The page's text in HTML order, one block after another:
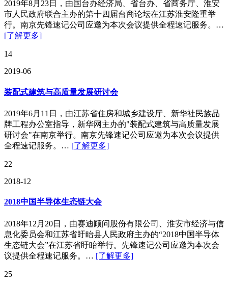
2019年8月23日，由国台办经济局、省台办、省商务厅、淮安
市人民政府联合主办的第十四届台商论坛在江苏淮安隆重举
行。南京先锋速记公司应邀为本次会议提供全程速记服务。…
[了解更多]
14
2019-06
装配式建筑与高质量发展研讨会
2019年6月11日，由江苏省住房和城乡建设厅、新华社民族品
牌工程办公室指导，新华网主办的"装配式建筑与高质量发展
研讨会"在南京举行。南京先锋速记公司应邀为本次会议提供
全程速记服务。… [了解更多]
22
2018-12
2018中国半导体生态链大会
2018年12月20日，由赛迪顾问股份有限公司、淮安市经济与信
息化委员会和江苏省盱眙县人民政府主办的“2018中国半导体
生态链大会”在江苏省盱眙举行。先锋速记公司应邀为本次会
议提供全程速记服务。… [了解更多]
25